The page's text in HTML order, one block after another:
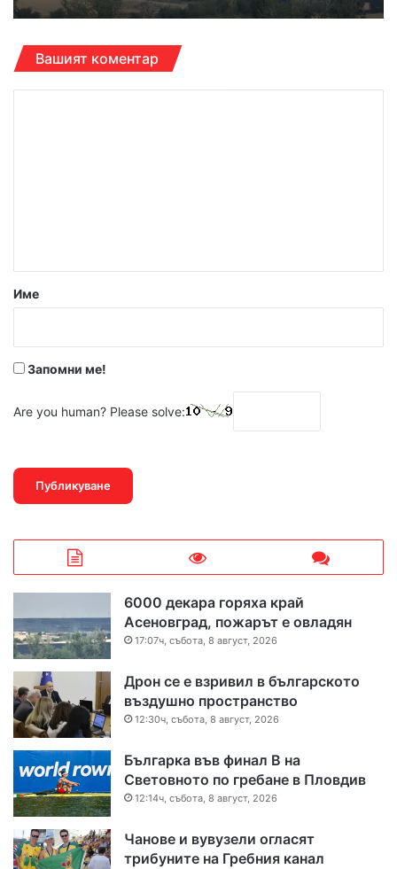
Вашият коментар
р
Име
Запомни ме!
Are you human? Please solve:
6000 декара горяха край
Асеновград, пожарът е овладян
17:07ч, събота, 8 август, 2026
Дрон се е взривил в българското
въздушно пространство
12:30ч, събота, 8 август, 2026
Българка във финал B на
Световното по гребане в Пловдив
12:14ч, събота, 8 август, 2026
Чанове и вувузели огласят
трибуните на Гребния канал